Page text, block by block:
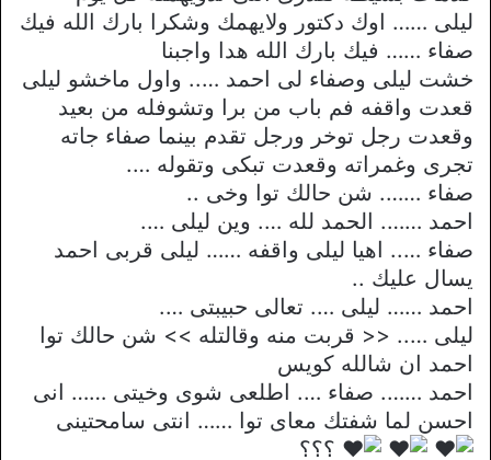
ليلى …… اوك دكتور ولايهمك وشكرا بارك الله فيك
صفاء …… فيك بارك الله هدا واجبنا
خشت ليلى وصفاء لى احمد ….. واول ماخشو ليلى
قعدت واقفه فم باب من برا وتشوفله من بعيد
وقعدت رجل توخر ورجل تقدم بينما صفاء جاته
تجرى وغمراته وقعدت تبكى وتقوله ….
صفاء ……. شن حالك توا وخى ..
احمد ……. الحمد لله …. وين ليلى ….
صفاء ….. اهيا ليلى واقفه …… ليلى قربى احمد
يسال عليك ..
احمد …… ليلى …. تعالى حبيبتى ….
ليلى ….. << قربت منه وقالتله >> شن حالك توا
احمد ان شالله كويس
احمد ……. صفاء …. اطلعى شوى وخيتى …… انى
احسن لما شفتك معاى توا …… انتى سامحتينى
؟؟؟